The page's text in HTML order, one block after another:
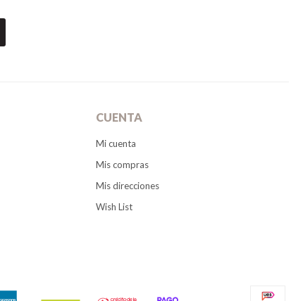
CUENTA
Mi cuenta
Mis compras
Mis direcciones
Wish List